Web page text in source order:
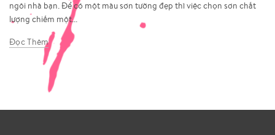
ngôi nhà bạn. Để có một màu sơn tường đẹp thì việc chọn sơn chất
lượng chiếm một...
Đọc Thêm